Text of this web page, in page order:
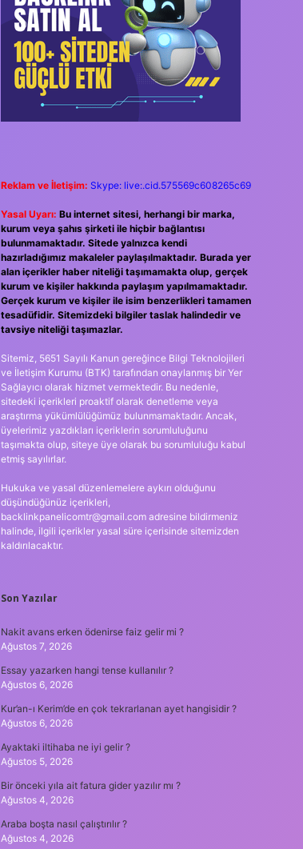
Reklam ve İletişim: Skype: live:.cid.575569c608265c69
Yasal Uyarı: Bu internet sitesi, herhangi bir marka,
kurum veya şahıs şirketi ile hiçbir bağlantısı
bulunmamaktadır. Sitede yalnızca kendi
hazırladığımız makaleler paylaşılmaktadır. Burada yer
alan içerikler haber niteliği taşımamakta olup, gerçek
kurum ve kişiler hakkında paylaşım yapılmamaktadır.
Gerçek kurum ve kişiler ile isim benzerlikleri tamamen
tesadüfidir. Sitemizdeki bilgiler taslak halindedir ve
tavsiye niteliği taşımazlar.
Sitemiz, 5651 Sayılı Kanun gereğince Bilgi Teknolojileri
ve İletişim Kurumu (BTK) tarafından onaylanmış bir Yer
Sağlayıcı olarak hizmet vermektedir. Bu nedenle,
sitedeki içerikleri proaktif olarak denetleme veya
araştırma yükümlülüğümüz bulunmamaktadır. Ancak,
üyelerimiz yazdıkları içeriklerin sorumluluğunu
taşımakta olup, siteye üye olarak bu sorumluluğu kabul
etmiş sayılırlar.
Hukuka ve yasal düzenlemelere aykırı olduğunu
düşündüğünüz içerikleri,
backlinkpanelicomtr@gmail.comadresine bildirmeniz
halinde, ilgili içerikler yasal süre içerisinde sitemizden
kaldırılacaktır.
Son Yazılar
Nakit avans erken ödenirse faiz gelir mi ?
Ağustos 7, 2026
Essay yazarken hangi tense kullanılır ?
Ağustos 6, 2026
Kur’an-ı Kerim’de en çok tekrarlanan ayet hangisidir ?
Ağustos 6, 2026
Ayaktaki iltihaba ne iyi gelir ?
Ağustos 5, 2026
Bir önceki yıla ait fatura gider yazılır mı ?
Ağustos 4, 2026
Araba boşta nasıl çalıştırılır ?
Ağustos 4, 2026